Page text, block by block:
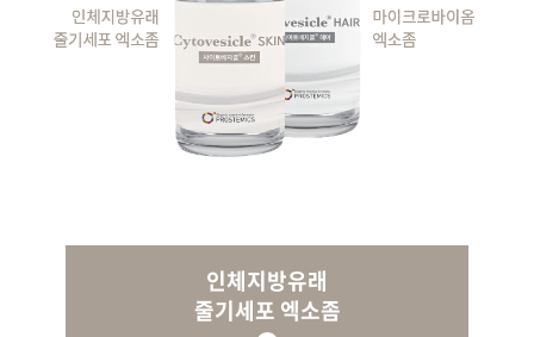
인체지방유래
줄기세포 엑소좀